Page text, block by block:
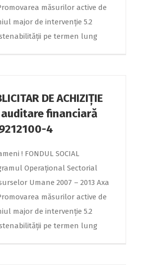
măsurilor active de
major de intervenţie 5.2
pe termen lung
DE ACHIZIŢIE
financiară
4
! FONDUL SOCIAL
Operaţional Sectorial
Umane 2007 – 2013 Axa
măsurilor active de
major de intervenţie 5.2
pe termen lung